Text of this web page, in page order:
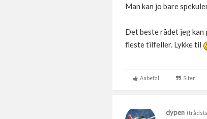
Man kan jo bare
Det beste rådet jeg kan
fleste tilfeller. Lykke til
Anbefal Siter
dypen